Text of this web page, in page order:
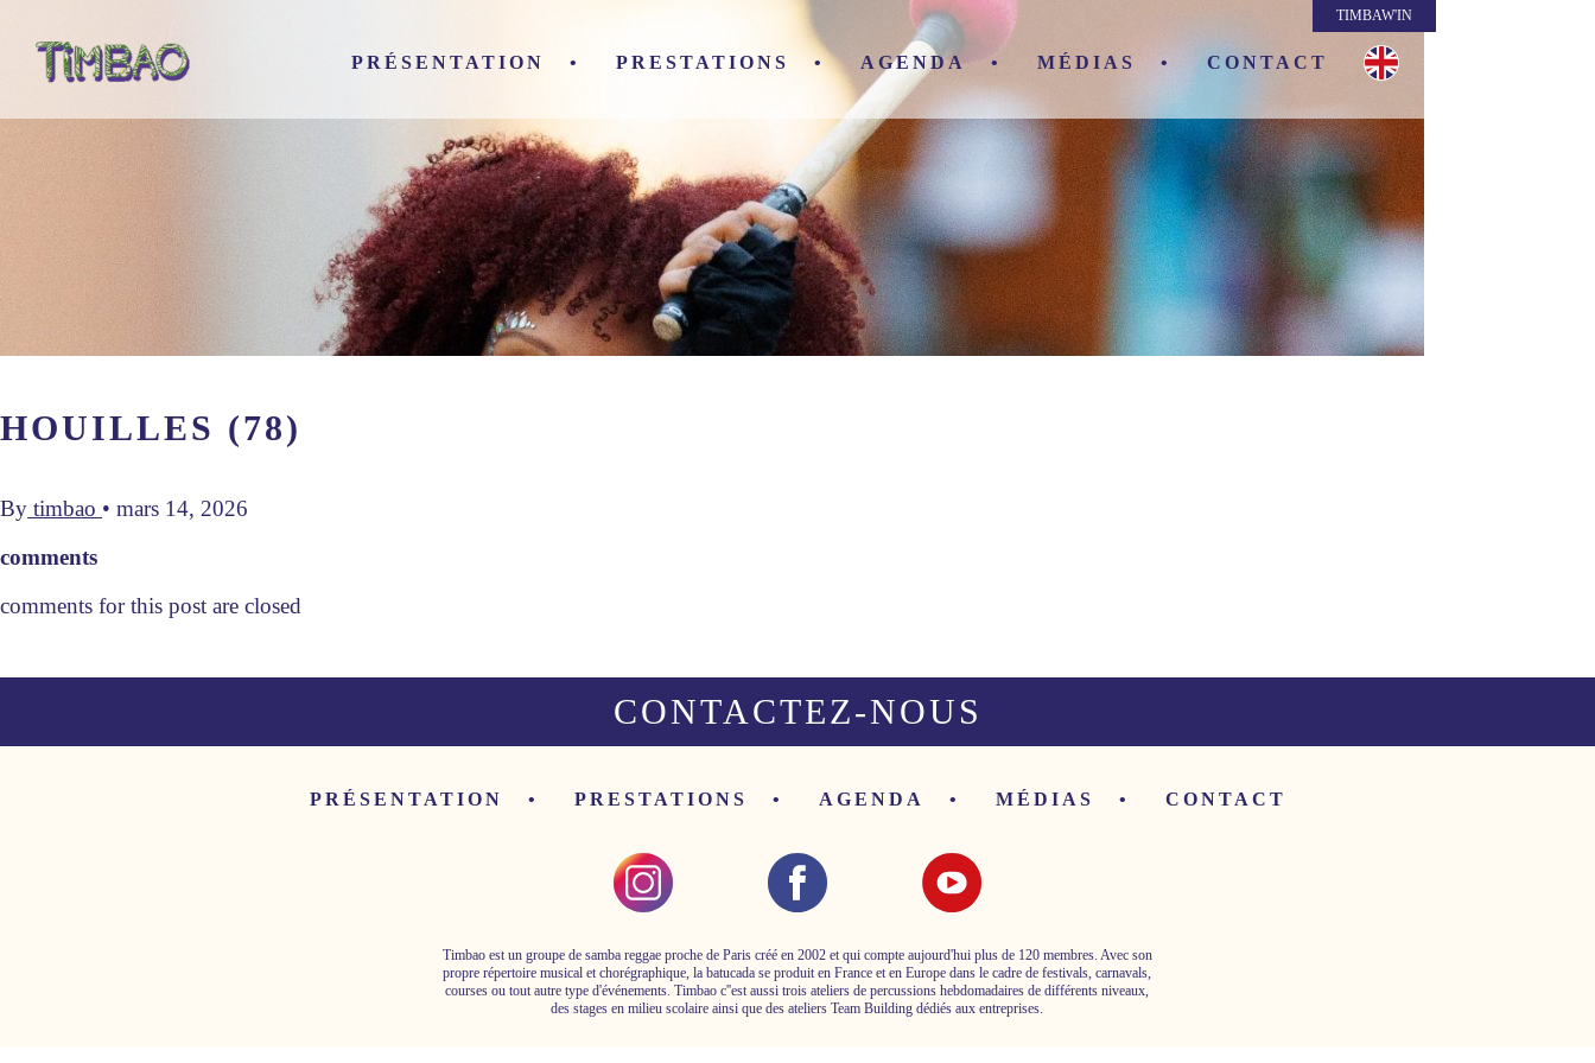
TIMBAW'IN
PRÉSENTATION PRESTATIONS AGENDA MÉDIAS CONTACT
HOUILLES (78)
By timbao • mars 14, 2026
comments
comments for this post are closed
CONTACTEZ-NOUS
PRÉSENTATION PRESTATIONS AGENDA MÉDIAS CONTACT
Timbao est un groupe de samba reggae proche de Paris créé en 2002 et qui compte aujourd'hui plus de 120 membres. Avec son
propre répertoire musical et chorégraphique, la batucada se produit en France et en Europe dans le cadre de festivals, carnavals,
courses ou tout autre type d'événements. Timbao c''est aussi trois ateliers de percussions hebdomadaires de différents niveaux,
des stages en milieu scolaire ainsi que des ateliers Team Building dédiés aux entreprises.